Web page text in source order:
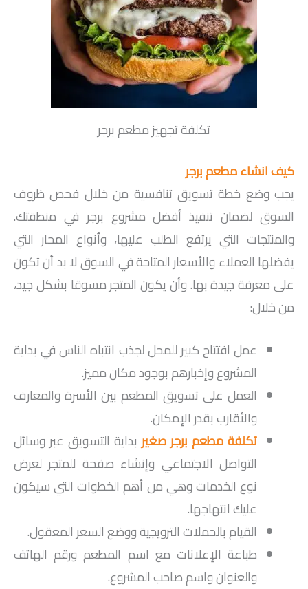
تكلفة تجهيز مطعم برجر
كيف انشاء مطعم برجر
يجب وضع خطة تسويق تنافسية من خلال فحص ظروف
السوق لضمان تنفيذ أفضل مشروع برجر في منطقتك.
والمنتجات التي يرتفع الطلب عليها، وأنواع المحار التي
يفضلها العملاء والأسعار المتاحة في السوق لا بد أن تكون
على معرفة جيدة بها. وأن يكون المتجر مسوقا بشكل جيد،
من خلال:
عمل افتتاح كبير للمحل لجذب انتباه الناس في بداية
المشروع وإخبارهم بوجود مكان مميز.
العمل على تسويق المطعم بين الأسرة والمعارف
والأقارب بقدر الإمكان.
تكلفة مطعم برجر صغير بداية التسويق عبر وسائل
التواصل الاجتماعي وإنشاء صفحة للمتجر لعرض
نوع الخدمات وهي من أهم الخطوات التي سيكون
عليك انتهاجها.
القيام بالحملات الترويجية ووضع السعر المعقول.
طباعة الإعلانات مع اسم المطعم ورقم الهاتف
والعنوان واسم صاحب المشروع.